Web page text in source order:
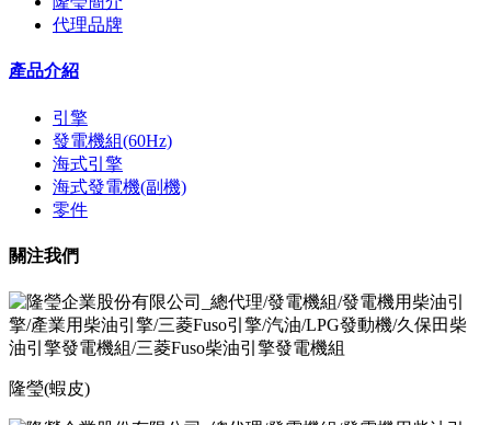
代理品牌
產品介紹
引擎
發電機組(60Hz)
海式引擎
海式發電機(副機)
零件
關注我們
隆瑩(蝦皮)